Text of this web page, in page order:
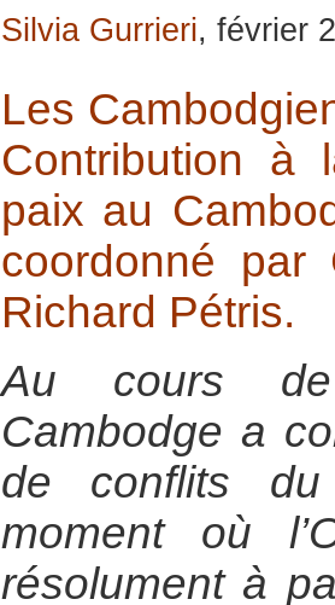
Silvia Gurrieri, février
Les
Contribution à
paix au
coordonné par
Richard Pétris.
Au cours
Cambodge a
de conflits
moment où
résolument à